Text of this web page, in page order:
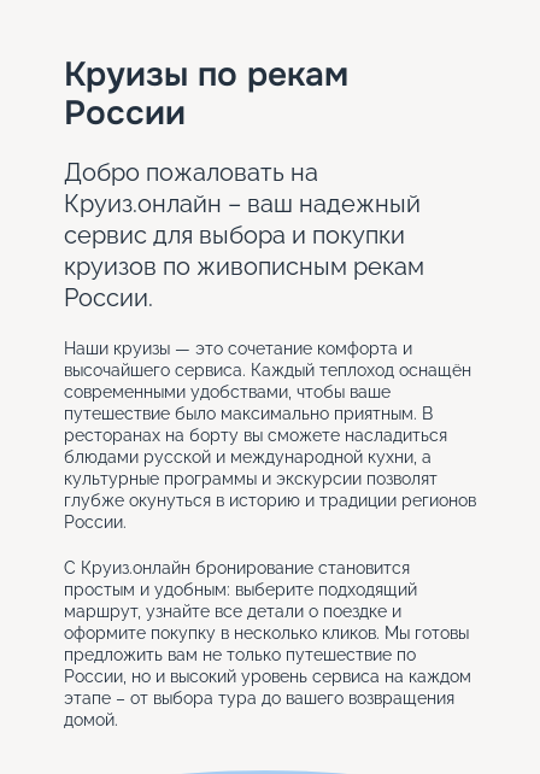
Круизы по рекам
России
Добро пожаловать на
Круиз.онлайн – ваш надежный
сервис для выбора и покупки
круизов по живописным рекам
России.
Наши круизы — это сочетание комфорта и
высочайшего сервиса. Каждый теплоход оснащён
современными удобствами, чтобы ваше
путешествие было максимально приятным. В
ресторанах на борту вы сможете насладиться
блюдами русской и международной кухни, а
культурные программы и экскурсии позволят
глубже окунуться в историю и традиции регионов
России.
С Круиз.онлайн бронирование становится
простым и удобным: выберите подходящий
маршрут, узнайте все детали о поездке и
оформите покупку в несколько кликов. Мы готовы
предложить вам не только путешествие по
России, но и высокий уровень сервиса на каждом
этапе – от выбора тура до вашего возвращения
домой.